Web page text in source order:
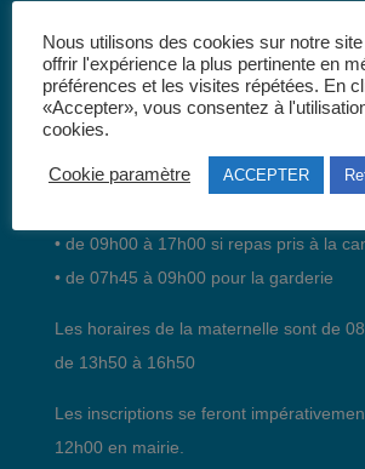
mois de juillet)
• de 09h00 à 17h00 si repas pris à la
• de 07h45 à 09h00 pour la garderie
Les horaires de la maternelle sont de
de 13h50 à 16h50
Les inscriptions se feront
12h00 en mairie.
Nous utilisons des cookies sur notre
offrir l'expérience la plus pertinente en
préférences et les visites répétées. En
«Accepter», vous consentez à
cookies.
Cookie paramètre ACCEPTER